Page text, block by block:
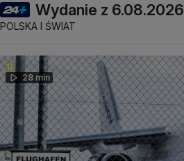
Wydanie z 6.08.2026
POLSKA I ŚWIAT
28 min